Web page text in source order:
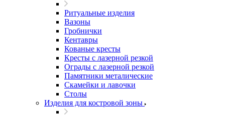
Ритуальные изделия
Вазоны
Гробнички
Кентавры
Кованые кресты
Кресты с лазерной резкой
Ограды с лазерной резкой
Памятники металические
Скамейки и лавочки
Столы
Изделия для костровой зоны